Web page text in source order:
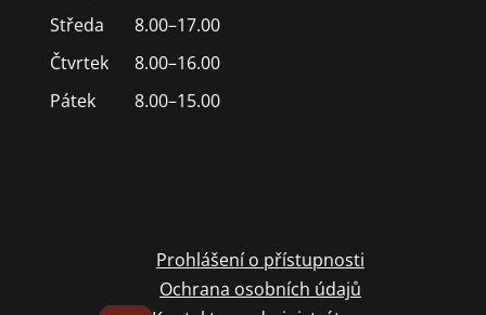
Středa
8.00–17.00
Čtvrtek
8.00–16.00
Pátek
8.00–15.00
Prohlášení o přístupnosti
Ochrana osobních údajů